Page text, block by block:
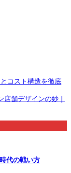
コスト構造を徹底
店舗デザインの妙｜
代の戦い方